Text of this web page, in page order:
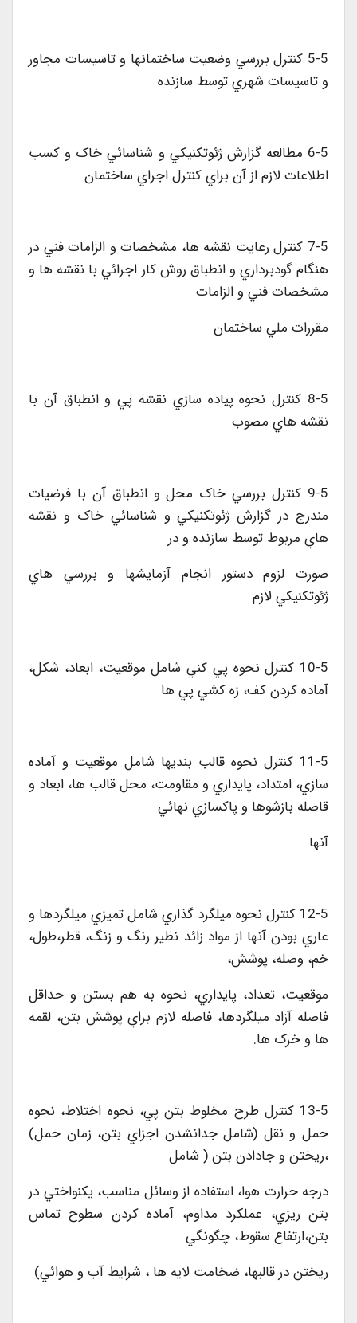
5-5 کنترل بررسي وضعيت ساختمانها و تاسيسات مجاور
و تاسيسات شهري توسط سازنده
6-5 مطالعه گزارش ژئوتکنيکي و شناسائي خاک و کسب
اطلاعات لازم از آن براي کنترل اجراي ساختمان
7-5 کنترل رعايت نقشه ها، مشخصات و الزامات فني در
هنگام گودبرداري و انطباق روش کار اجرائي با نقشه ها و
مشخصات فني و الزامات
مقررات ملي ساختمان
8-5 کنترل نحوه پياده سازي نقشه پي و انطباق آن با
نقشه هاي مصوب
9-5 کنترل بررسي خاک محل و انطباق آن با فرضيات
مندرج در گزارش ژئوتکنيکي و شناسائي خاک و نقشه
هاي مربوط توسط سازنده و در
صورت لزوم دستور انجام آزمايشها و بررسي هاي
ژئوتکنيکي لازم
10-5 کنترل نحوه پي کني شامل موقعيت، ابعاد، شکل،
آماده کردن کف، زه کشي پي ها
11-5 کنترل نحوه قالب بنديها شامل موقعيت و آماده
سازي، امتداد، پايداري و مقاومت، محل قالب ها، ابعاد و
قاصله بازشوها و پاکسازي نهائي
آنها
12-5 کنترل نحوه ميلگرد گذاري شامل تميزي ميلگردها و
عاري بودن آنها از مواد زائد نظير رنگ و زنگ، قطر،طول،
خم، وصله، پوشش،
موقعيت، تعداد، پايداري، نحوه به هم بستن و حداقل
فاصله آزاد ميلگردها، فاصله لازم براي پوشش بتن، لقمه
ها و خرک ها.
13-5 کنترل طرح مخلوط بتن پي، نحوه اختلاط، نحوه
حمل و نقل (شامل جدانشدن اجزاي بتن، زمان حمل)
،ريختن و جادادن بتن ( شامل
درجه حرارت هوا، استفاده از وسائل مناسب، يکنواختي در
بتن ريزي، عملکرد مداوم، آماده کردن سطوح تماس
بتن،ارتفاع سقوط، چگونگي
ريختن در قالبها، ضخامت لایه ها ، شرايط آب و هوائي)